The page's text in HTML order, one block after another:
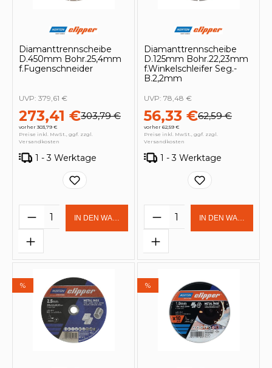
Diamanttrennscheibe
D.450mm Bohr.25,4mm
f.Fugenschneider
273,41 €303,79 €
vorher 303,79 €
UVP: 379,61 €
Preise inkl. MwSt., ggf. zzgl.
Versandkosten
1 - 3 Werktage
Produkt Anzahl: Gib den
IN DEN WARENKORB
Diamanttrennscheibe
D.125mm Bohr.22,23mm
f.Winkelschleifer Seg.-
B.2,2mm
56,33 €62,59 €
vorher 62,59 €
UVP: 78,48 €
Preise inkl. MwSt., ggf. zzgl.
Versandkosten
1 - 3 Werktage
Produkt Anzahl:
IN DEN
% %